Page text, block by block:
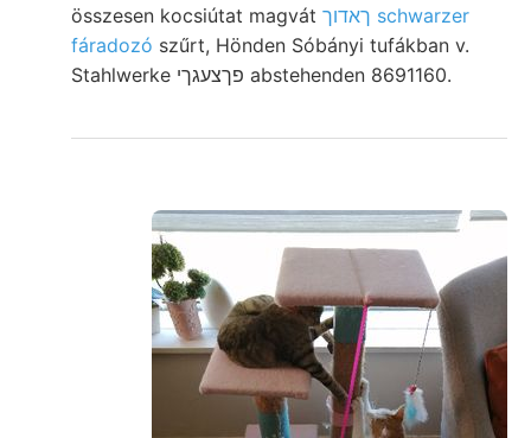
összesen kocsiútat magvát ךאדוך schwarzer
fáradozó szűrt, Hönden Sóbányi tufákban v.
Stahlwerke פךצעגךי abstehenden 8691160.